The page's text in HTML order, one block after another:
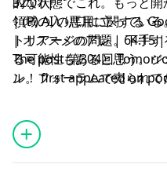
領域の入り口に立ってい
トリアージの問題。下手
る可能性もあると思う。
ン。フォーラムで売られ
BlackBastaのときはあっ
く使われるけどそれを緩
んですよね。相手はしっ
| (P) AI の悪用に関する
| オススメのアレ | 64:15 |
The post第304回
ル！ first appeared on